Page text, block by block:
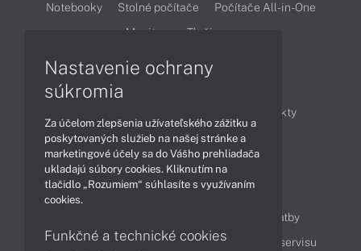
Notebooky Stolné počítače
Počítače All-in-One
Monitory
Tlačiarne
Produkty
Technológie
Videá
Obsah
Možnosti doručenia a platby
Podpora a servis
Servisné služby Cenník servisu
Nastavenie ochrany
súkromia
Za účelom zlepšenia užívateľského zážitku a
poskytovaných služieb na našej stránke a
marketingové účely sa do Vášho prehliadača
ukladajú súbory cookies. Kliknutím na
tlačidlo „Rozumiem“ súhlasíte s využívaním
cookies.
Funkčné a technické cookies